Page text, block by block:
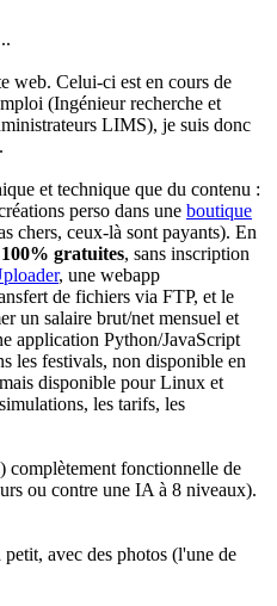
web. Celui-ci est en cours de
(Ingénieur recherche et
LIMS), je suis donc
et technique que du contenu :
perso dans une boutique
chers, ceux-là sont payants). En
100% gratuites, sans inscription
, une webapp
de fichiers via FTP, et le
un salaire brut/net mensuel et
application Python/JavaScript
les festivals, non disponible en
disponible pour Linux et
les tarifs, les
complètement fonctionnelle de
ou contre une IA à 8 niveaux).
avec des photos (l'une de